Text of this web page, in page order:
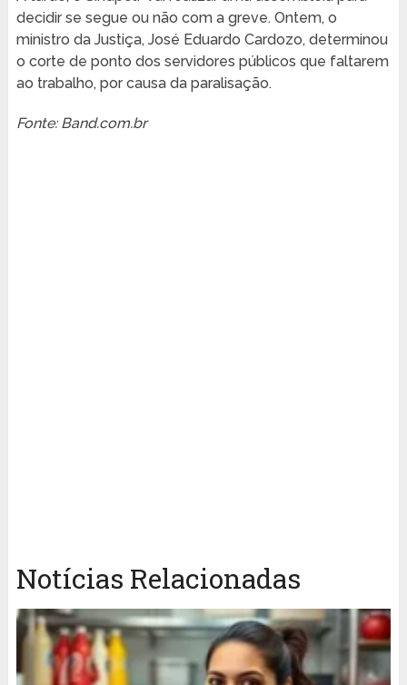
decidir se segue ou não com a greve. Ontem, o
ministro da Justiça, José Eduardo Cardozo, determinou
o corte de ponto dos servidores públicos que faltarem
ao trabalho, por causa da paralisação.
Fonte: Band.com.br
Notícias Relacionadas